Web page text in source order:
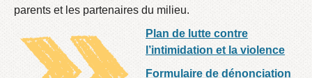
parents et les partenaires du milieu.
Plan de lutte contre
l’intimidation et la violence
Formulaire de dénonciation